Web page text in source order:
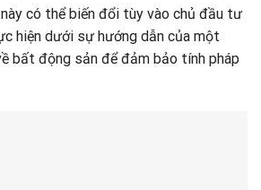
có thể biến đổi tùy vào chủ đầu tư
hiện dưới sự hướng dẫn của một
bất động sản để đảm bảo tính pháp